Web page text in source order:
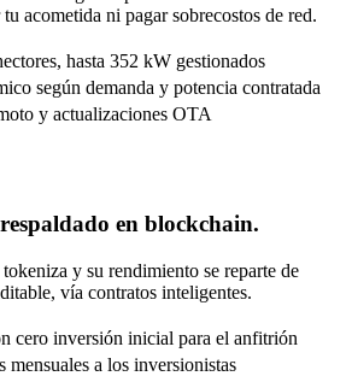
acometida ni pagar sobrecostos de red.
hasta 352 kW gestionados
según demanda y potencia contratada
y actualizaciones OTA
en blockchain.
y su rendimiento se reparte de
vía contratos inteligentes.
cero inversión inicial para el anfitrión
mensuales a los inversionistas